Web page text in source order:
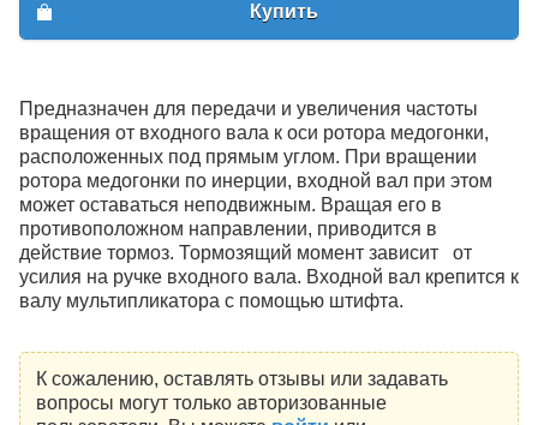
Купить
Предназначен для передачи и увеличения частоты
вращения от входного вала к оси ротора медогонки,
расположенных под прямым углом. При вращении
ротора медогонки по инерции, входной вал при этом
может оставаться неподвижным. Вращая его в
противоположном направлении, приводится в
действие тормоз. Тормозящий момент зависит от
усилия на ручке входного вала. Входной вал крепится к
валу мультипликатора с помощью штифта.
К сожалению, оставлять отзывы или задавать
вопросы могут только авторизованные